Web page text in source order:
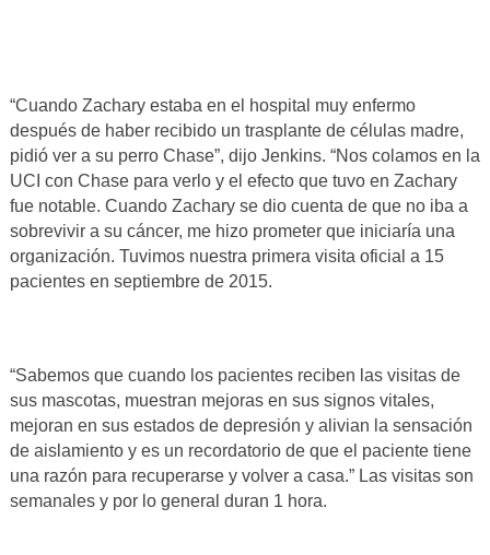
“Cuando Zachary estaba en el hospital muy enfermo
después de haber recibido un trasplante de células madre,
pidió ver a su perro Chase”, dijo Jenkins. “Nos colamos en la
UCI con Chase para verlo y el efecto que tuvo en Zachary
fue notable. Cuando Zachary se dio cuenta de que no iba a
sobrevivir a su cáncer, me hizo prometer que iniciaría una
organización. Tuvimos nuestra primera visita oficial a 15
pacientes en septiembre de 2015.
“Sabemos que cuando los pacientes reciben las visitas de
sus mascotas, muestran mejoras en sus signos vitales,
mejoran en sus estados de depresión y alivian la sensación
de aislamiento y es un recordatorio de que el paciente tiene
una razón para recuperarse y volver a casa.” Las visitas son
semanales y por lo general duran 1 hora.